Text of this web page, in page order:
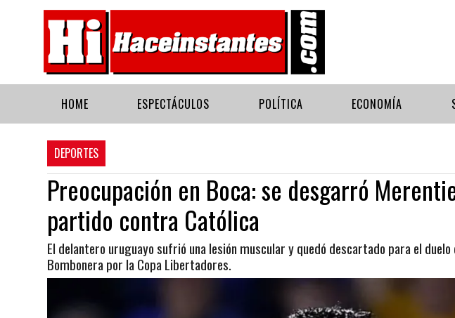
HOME ESPECTÁCULOS POLÍTICA ECONOMÍA
DEPORTES
Preocupación en Boca: se desgarró
partido contra Católica
El delantero uruguayo sufrió una lesión muscular y quedó descartado para el duelo
Bombonera por la Copa Libertadores.